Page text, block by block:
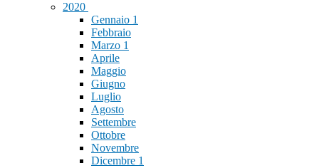
2020
Gennaio 1
Febbraio
Marzo 1
Aprile
Maggio
Giugno
Luglio
Agosto
Settembre
Ottobre
Novembre
Dicembre 1